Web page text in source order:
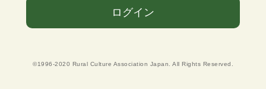
ログイン
©1996-2020 Rural Culture Association Japan. All Rights Reserved.